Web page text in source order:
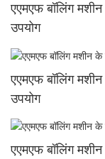
एएमएफ बॉलिंग
उपयोग
एएमएफ बॉलिंग
उपयोग
एएमएफ बॉलिंग